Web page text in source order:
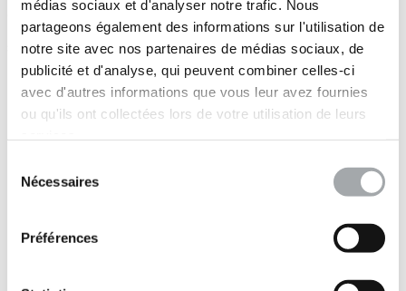
médias sociaux et d'analyser notre trafic. Nous
partageons également des informations sur l'utilisation de
notre site avec nos partenaires de médias sociaux, de
publicité et d'analyse, qui peuvent combiner celles-ci
avec d'autres informations que vous leur avez fournies
ou qu'ils ont collectées lors de votre utilisation de leurs
Nécessaires
Préférences
35
sites à travers le monde
Marchés publics
•
Immobilier
•
Industrie
Energies
•
Concession réseaux